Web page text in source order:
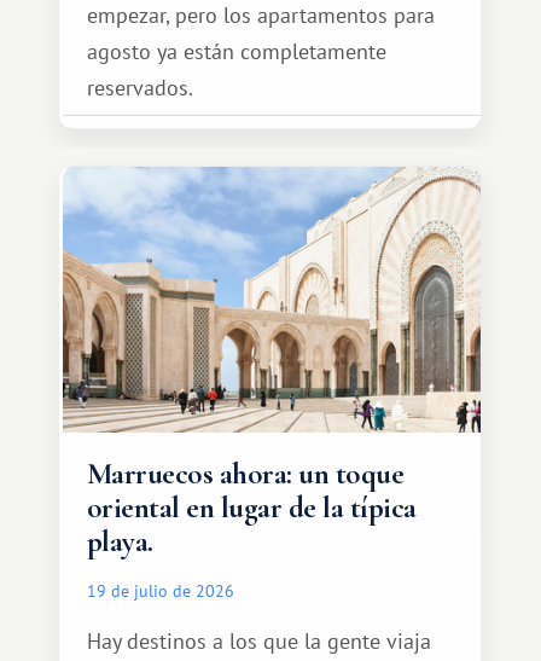
empezar, pero los apartamentos para
agosto ya están completamente
reservados.
Marruecos ahora: un toque
oriental en lugar de la típica
playa.
19 de julio de 2026
Hay destinos a los que la gente viaja